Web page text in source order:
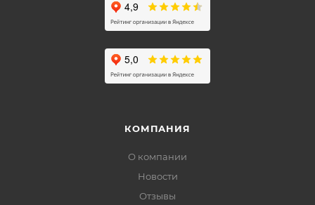
КОМПАНИЯ
О компании
Новости
Отзывы